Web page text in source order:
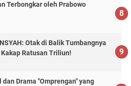
Terbongkar oleh Prabowo
Otak di Balik Tumbangnya
Ratusan Triliun!
Drama "Omprengan" yang